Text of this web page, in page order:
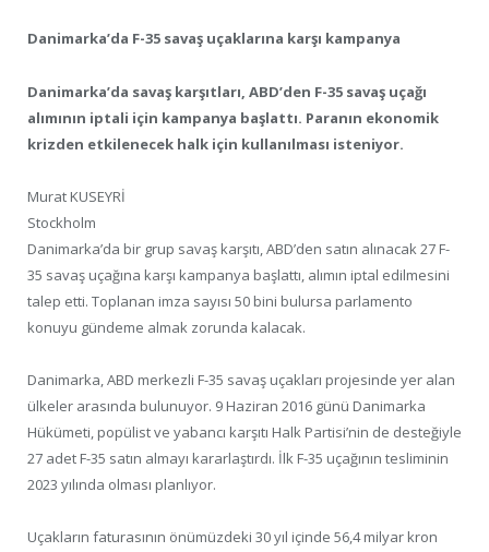
Danimarka’da F-35 savaş uçaklarına karşı kampanya
Danimarka’da savaş karşıtları, ABD’den F-35 savaş uçağı
alımının iptali için kampanya başlattı. Paranın ekonomik
krizden etkilenecek halk için kullanılması isteniyor.
Murat KUSEYRİ
Stockholm
Danimarka’da bir grup savaş karşıtı, ABD’den satın alınacak 27 F-
35 savaş uçağına karşı kampanya başlattı, alımın iptal edilmesini
talep etti. Toplanan imza sayısı 50 bini bulursa parlamento
konuyu gündeme almak zorunda kalacak.
Danimarka, ABD merkezli F-35 savaş uçakları projesinde yer alan
ülkeler arasında bulunuyor. 9 Haziran 2016 günü Danimarka
Hükümeti, popülist ve yabancı karşıtı Halk Partisi’nin de desteğiyle
27 adet F-35 satın almayı kararlaştırdı. İlk F-35 uçağının tesliminin
2023 yılında olması planlıyor.
Uçakların faturasının önümüzdeki 30 yıl içinde 56,4 milyar kron